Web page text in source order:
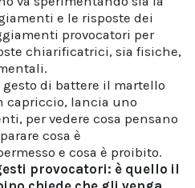
e le risposte dei
provocatori per
chiarificatrici, sia fisiche,
di battere il martello
capriccio, lancia uno
per vedere cosa pensano
cosa è
e cosa è proibito.
provocatori: è quello il